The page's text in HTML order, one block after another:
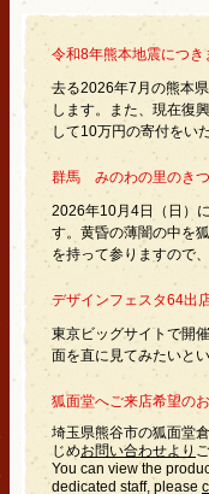
令和8年熊本地震につき
去る2026年7月の熊本
します。また、現在復
して10万円の寄付をい
群馬 みのわの里のき
2026年10月4日（日）
す。黄昏の薄闇の中を
を持って参りますので
デザインフェスタ64出
東京ビッグサイトで開
面を直に見てみたいと
狐面堂へご来店希望の
埼玉県熊谷市の狐面堂
じめお問い合わせより
You can view the
dedicated staff, please